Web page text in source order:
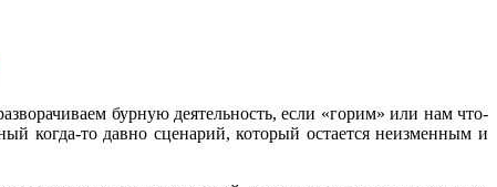
бурную деятельность, если «горим» или нам что-
когда-то давно сценарий, который остается неизменным и